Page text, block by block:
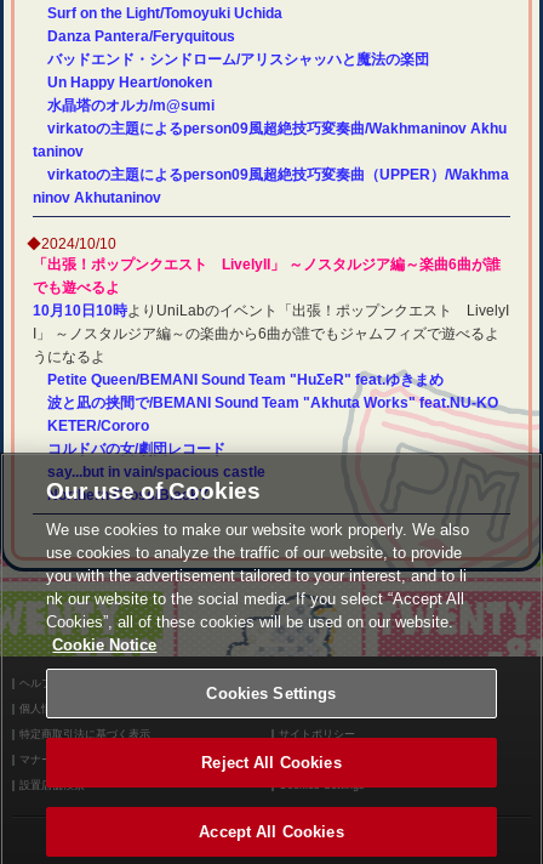
Surf on the Light/Tomoyuki Uchida
Danza Pantera/Feryquitous
バッドエンド・シンドローム/アリスシャッハと魔法の楽団
Un Happy Heart/onoken
水晶塔のオルカ/m@sumi
virkatoの主題によるperson09風超絶技巧変奏曲/Wakhmaninov Akhu
taninov
virkatoの主題によるperson09風超絶技巧変奏曲（UPPER）/Wakhma
ninov Akhutaninov
◆2024/10/10
「出張！ポップンクエスト LivelyII」 ～ノスタルジア編～楽曲6曲が誰
でも遊べるよ
10月10日10時よりUniLabのイベント「出張！ポップンクエスト LivelyI
I」 ～ノスタルジア編～の楽曲から6曲が誰でもジャムフィズで遊べるよ
うになるよ
Petite Queen/BEMANI Sound Team "HuΣeR" feat.ゆきまめ
波と凪の挟間で/BEMANI Sound Team "Akhuta Works" feat.NU-KO
KETER/Cororo
コルドバの女/劇団レコード
say...but in vain/spacious castle
Northern Cross/BlackY
ヘルプ
個人情報等保護方針
特定商取引法に基づく表示 サイトポリシー
マナー＆ルール お問い合わせ
設置店舗検索 Cookies Settings
©2026 Konami Arcade Games
Our use of Cookies
We use cookies to make our website work properly. We also
use cookies to analyze the traffic of our website, to provide
you with the advertisement tailored to your interest, and to li
nk our website to the social media. If you select “Accept All
Cookies”, all of these cookies will be used on our website.
Cookie Notice
Cookies Settings
Reject All Cookies
Accept All Cookies